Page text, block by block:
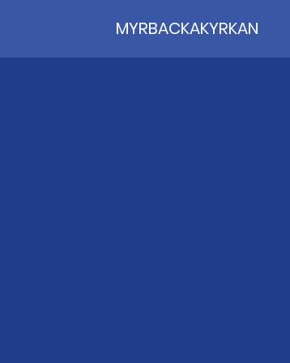
MYRBACKAKYRKAN